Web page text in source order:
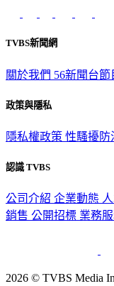
TVBS新聞網
關於我們 56新聞台節
政策與隱私
隱私權政策 性騷擾防
認識 TVBS
公司介紹 企業動態
銷售 公開招標 業務
2026 © TVBS Media